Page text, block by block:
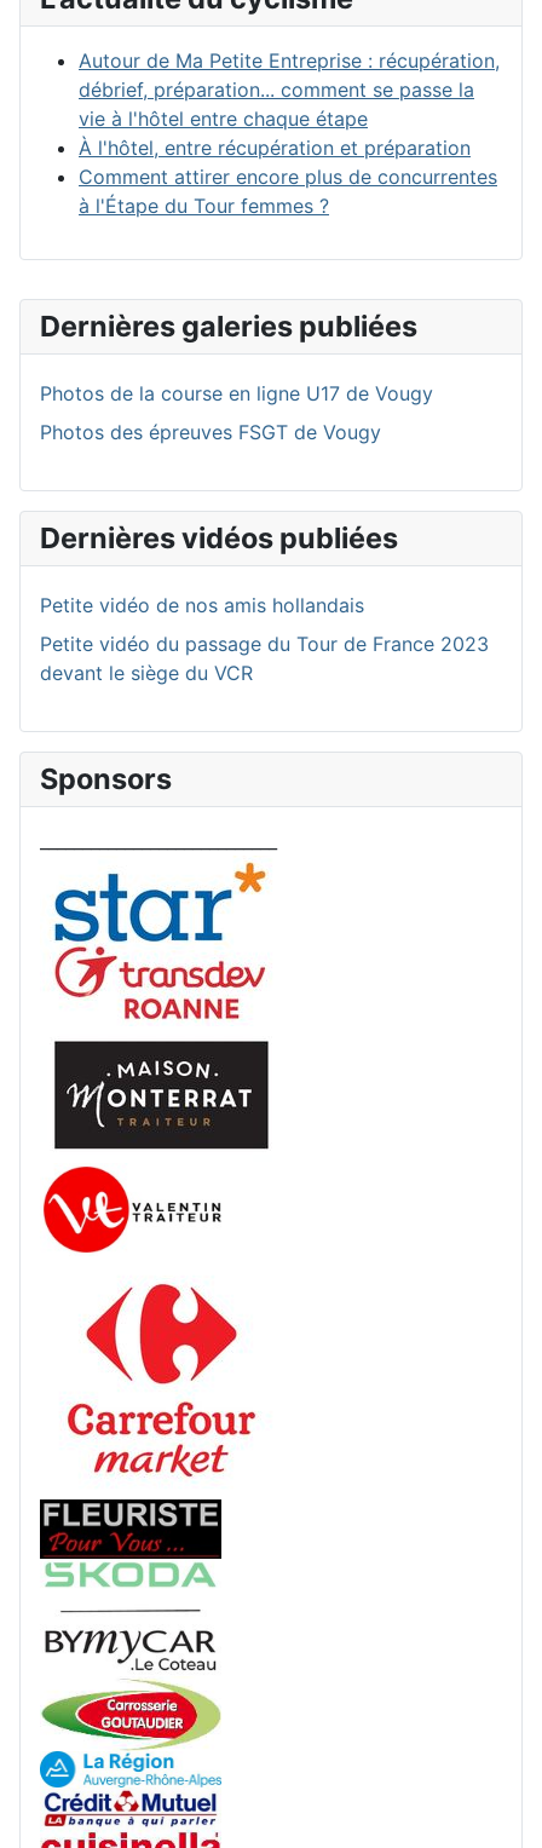
Dernières galeries publiées
Photos de la course en ligne U17 de Vougy
Photos des épreuves FSGT de Vougy
Dernières vidéos publiées
Petite vidéo de nos amis hollandais
Petite vidéo du passage du Tour de France 2023
devant le siège du VCR
Sponsors
Autour de Ma Petite Entreprise : récupération,
débrief, préparation... comment se passe la
vie à l'hôtel entre chaque étape
À l'hôtel, entre récupération et préparation
Comment attirer encore plus de concurrentes
à l'Étape du Tour femmes ?